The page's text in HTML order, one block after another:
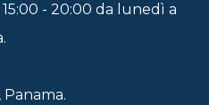
- 20:00 da lunedì a